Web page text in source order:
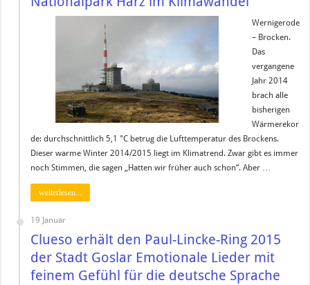
Wernigerode
– Brocken.
Das
vergangene
Jahr 2014
brach alle
bisherigen
Wärmerekor
de: durchschnittlich 5,1 °C betrug die Lufttemperatur des Brockens.
Dieser warme Winter 2014/2015 liegt im Klimatrend. Zwar gibt es immer
noch Stimmen, die sagen „Hatten wir früher auch schon“. Aber …
weiterlesen...
19 Januar
Clueso erhält den Paul-Lincke-Ring 2015
der Stadt Goslar Emotionale Lieder mit
feinem Gefühl für die deutsche Sprache